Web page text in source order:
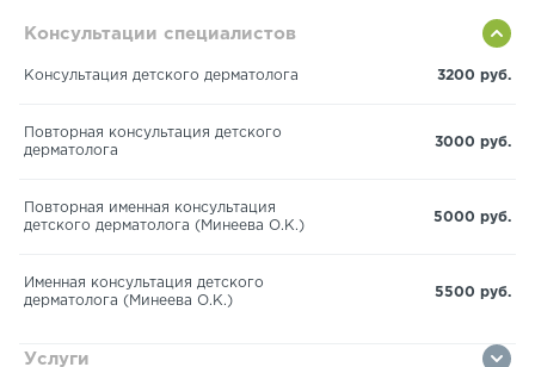
Консультации специалистов
Консультация детского дерматолога 3200 руб.
Повторная консультация детского
дерматолога
3000 руб.
Повторная именная консультация
детского дерматолога (Минеева О.К.)
5000 руб.
Именная консультация детского
дерматолога (Минеева О.К.)
5500 руб.
Услуги